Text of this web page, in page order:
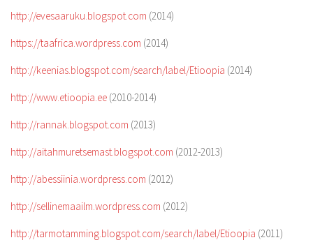
http://evesaaruku.blogspot.com (2014)
https://taafrica.wordpress.com (2014)
http://keenias.blogspot.com/search/label/Etioopia (2014)
http://www.etioopia.ee (2010-2014)
http://rannak.blogspot.com (2013)
http://aitahmuretsemast.blogspot.com (2012-2013)
http://abessiinia.wordpress.com (2012)
http://sellinemaailm.wordpress.com (2012)
http://tarmotamming.blogspot.com/search/label/Etioopia (2011)